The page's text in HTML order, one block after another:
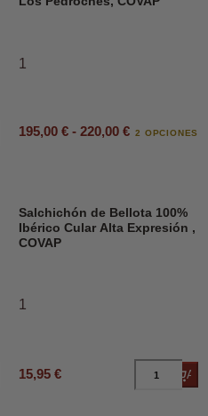
al carrito
1
195,00 € - 220,00 € 2 OPCIONES
al carrito
Salchichón de Bellota 100%
Ibérico Cular Alta Expresión ,
COVAP
1
15,95 €